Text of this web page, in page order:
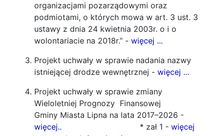
organizacjami pozarządowymi oraz
podmiotami, o których mowa w art. 3 ust. 3
ustawy z dnia 24 kwietnia 2003r. o i o
wolontariacie na 2018r.” - więcej ...
Projekt uchwały w sprawie nadania nazwy
istniejącej drodze wewnętrznej - więcej ...
Projekt uchwały w sprawie zmiany
Wieloletniej Prognozy Finansowej
Gminy Miasta Lipna na lata 2017–2026 -
więcej..
* zał 1 - więcej